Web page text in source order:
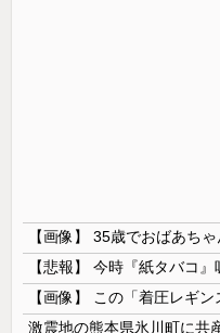
【悲報】 今時『紙タバコ